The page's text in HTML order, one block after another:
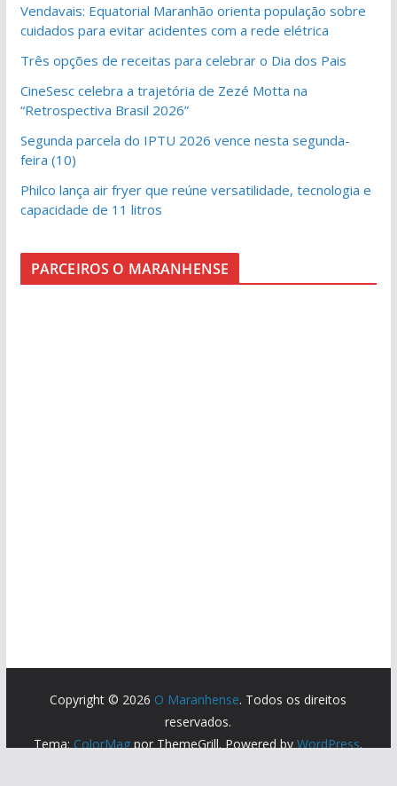
Vendavais: Equatorial Maranhão orienta população sobre
cuidados para evitar acidentes com a rede elétrica
Três opções de receitas para celebrar o Dia dos Pais
CineSesc celebra a trajetória de Zezé Motta na
“Retrospectiva Brasil 2026”
Segunda parcela do IPTU 2026 vence nesta segunda-
feira (10)
Philco lança air fryer que reúne versatilidade, tecnologia e
capacidade de 11 litros
PARCEIROS O MARANHENSE
Copyright © 2026 O Maranhense. Todos os direitos
reservados.
Tema: ColorMag por ThemeGrill. Powered byWordPress.